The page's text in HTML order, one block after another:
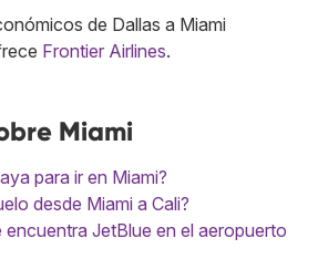
de Dallas a Miami
Frontier Airlines.
Miami
para ir en Miami?
desde Miami a Cali?
encuentra JetBlue en el aeropuerto